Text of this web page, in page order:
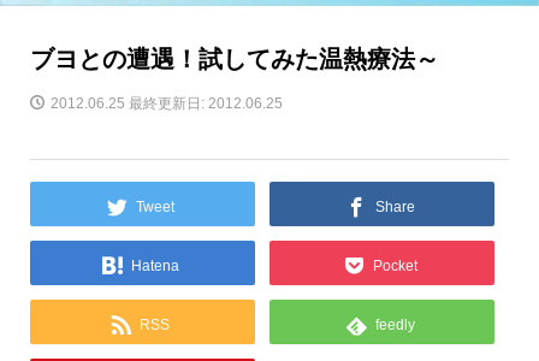
ブヨとの遭遇！試してみた温熱療法～
2012.06.25 最終更新日: 2012.06.25
Tweet Share
Hatena Pocket
RSS feedly